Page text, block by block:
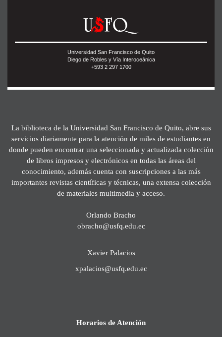
Universidad San Francisco de Quito
Diego de Robles y Vía Interoceánica
+593 2 297 1700
La biblioteca de la Universidad San Francisco de Quito, abre sus
servicios diariamente para la atención de miles de estudiantes en
donde pueden encontrar una seleccionada y actualizada colección
de libros impresos y electrónicos en todas las áreas del
conocimiento, además cuenta con suscripciones a las más
importantes revistas científicas y técnicas, una extensa colección
de materiales multimedia y acceso.
Orlando Bracho
obracho@usfq.edu.ec
Xavier Palacios
xpalacios@usfq.edu.ec
Horarios de Atención